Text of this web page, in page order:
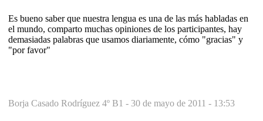
Es bueno saber que nuestra lengua es una de las más habladas en
el mundo, comparto muchas opiniones de los participantes, hay
demasiadas palabras que usamos diariamente, cómo "gracias" y
"por favor"
Borja Casado Rodríguez 4º B1 - 30 de mayo de 2011 - 13:53